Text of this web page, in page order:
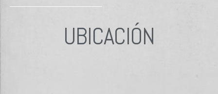
UBICACIÓN